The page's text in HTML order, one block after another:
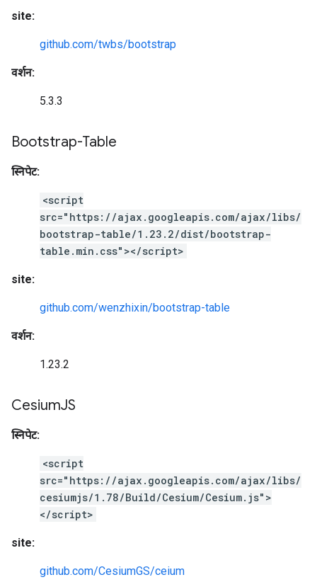
site:
github.com/twbs/bootstrap
वर्शन:
5.3.3
Bootstrap-Table
स्निपेट:
<script
src="https://ajax.googleapis.com/ajax/libs/
bootstrap-table/1.23.2/dist/bootstrap-
table.min.css"></script>
site:
github.com/wenzhixin/bootstrap-table
वर्शन:
1.23.2
CesiumJS
स्निपेट:
<script
src="https://ajax.googleapis.com/ajax/libs/
cesiumjs/1.78/Build/Cesium/Cesium.js">
</script>
site:
github.com/CesiumGS/ceium